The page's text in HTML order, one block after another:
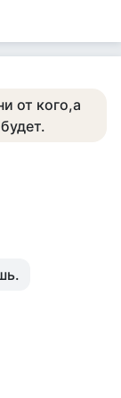
от кого,а